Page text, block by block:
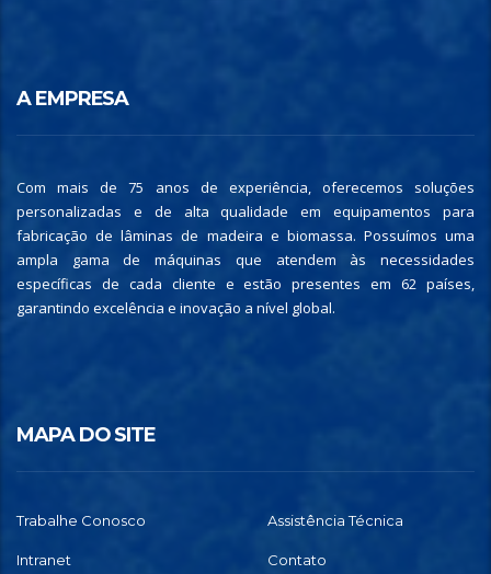
A EMPRESA
Com mais de 75 anos de experiência, oferecemos soluções
personalizadas e de alta qualidade em equipamentos para
fabricação de lâminas de madeira e biomassa. Possuímos uma
ampla gama de máquinas que atendem às necessidades
específicas de cada cliente e estão presentes em 62 países,
garantindo excelência e inovação a nível global.
MAPA DO SITE
Trabalhe Conosco Assistência Técnica
Intranet Contato